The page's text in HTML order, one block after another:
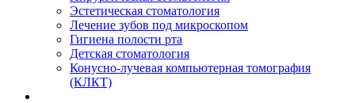
Эстетическая стоматология
Лечение зубов под микроскопом
Гигиена полости рта
Детская стоматология
Конусно-лучевая компьютерная томография
(КЛКТ)